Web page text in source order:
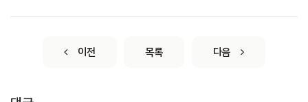
이전 목록 다음